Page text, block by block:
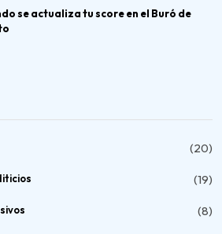
se actualiza tu score en el Buró de
(20)
(19)
(8)